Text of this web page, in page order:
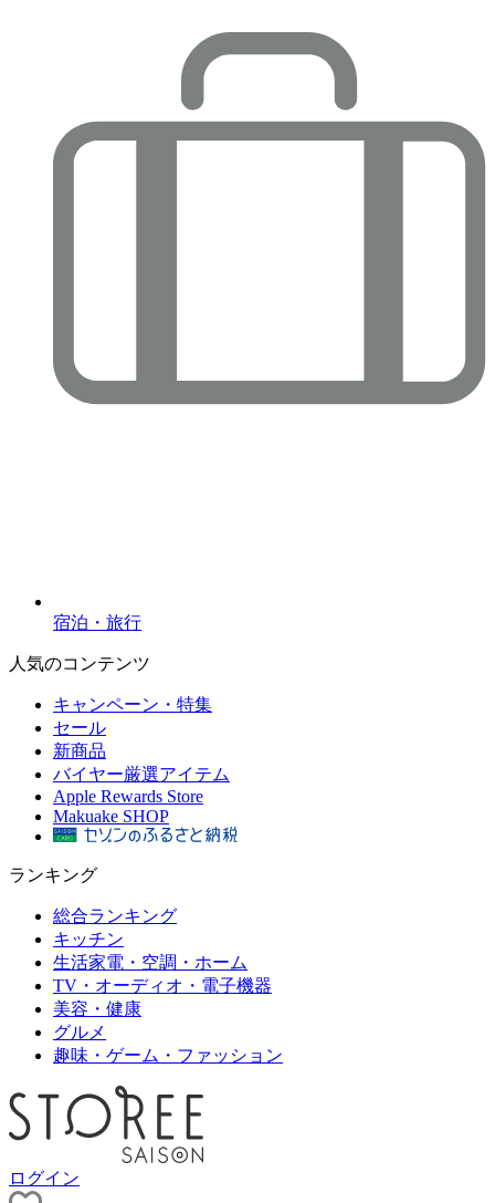
宿泊・旅行
人気のコンテンツ
キャンペーン・特集
セール
新商品
バイヤー厳選アイテム
Apple Rewards Store
Makuake SHOP
ランキング
総合ランキング
キッチン
生活家電・空調・ホーム
TV・オーディオ・電子機器
美容・健康
グルメ
趣味・ゲーム・ファッション
ログイン